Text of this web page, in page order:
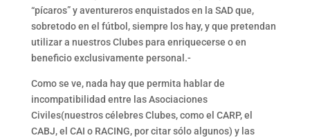
“pícaros” y aventureros enquistados en la SAD que,
sobretodo en el fútbol, siempre los hay, y que pretendan
utilizar a nuestros Clubes para enriquecerse o en
beneficio exclusivamente personal.-
Como se ve, nada hay que permita hablar de
incompatibilidad entre las Asociaciones
Civiles(nuestros célebres Clubes, como el CARP, el
CABJ, el CAI o RACING, por citar sólo algunos) y las